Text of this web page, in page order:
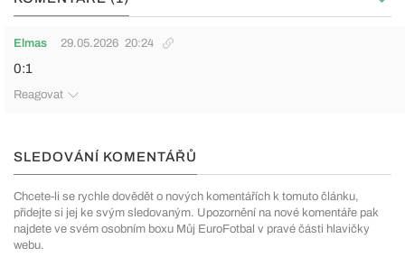
Elmas 29.05.2026 20:24
0:1
Reagovat
SLEDOVÁNÍ KOMENTÁŘŮ
Chcete-li se rychle dovědět o nových komentářích k tomuto článku,
přidejte si jej ke svým sledovaným. Upozornění na nové komentáře pak
najdete ve svém osobním boxu Můj EuroFotbal v pravé části hlavičky
webu.